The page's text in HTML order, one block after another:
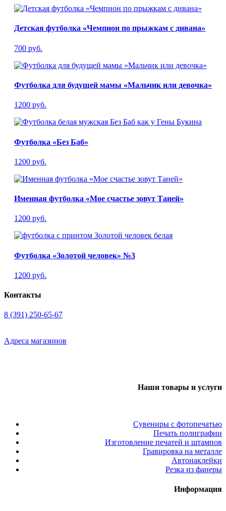
Детская футболка «Чемпион по прыжкам с дивана»
700 руб.
Футболка для будущей мамы «Мальчик или девочка»
1200 руб.
Футболка «Без Баб»
1200 руб.
Именная футболка «Мое счастье зовут Таней»
1200 руб.
Футболка «Золотой человек» №3
1200 руб.
Контакты
8 (391) 250-65-67
Адреса магазинов
Наши товары и услуги
Сувениры с фотопечатью
Печать полиграфии
Изготовление печатей и штампов
Гравировка на металле
Автонаклейки
Резка из фанеры
Информация